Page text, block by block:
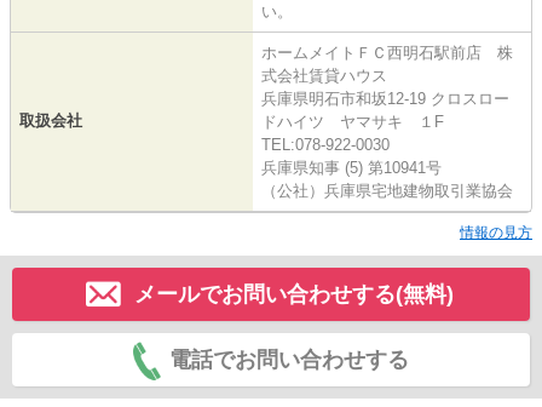
い。
取扱会社
ホームメイトＦＣ西明石駅前店 株
式会社賃貸ハウス
兵庫県明石市和坂12-19 クロスロー
ドハイツ ヤマサキ １F
TEL:078-922-0030
兵庫県知事 (5) 第10941号
（公社）兵庫県宅地建物取引業協会
情報の見方
メールでお問い合わせする(無料)
電話でお問い合わせする